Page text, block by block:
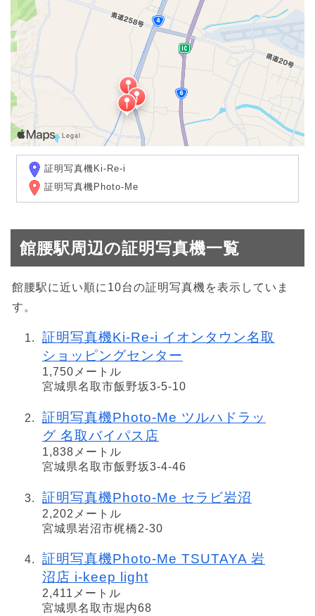
証明写真機Ki-Re-i
証明写真機Photo-Me
館腰駅周辺の証明写真機一覧
館腰駅に近い順に10台の証明写真機を表示していま
す。
証明写真機Ki-Re-i イオンタウン名取
ショッピングセンター
1,750メートル
宮城県名取市飯野坂3-5-10
証明写真機Photo-Me ツルハドラッ
グ 名取バイパス店
1,838メートル
宮城県名取市飯野坂3-4-46
証明写真機Photo-Me セラビ岩沼
2,202メートル
宮城県岩沼市梶橋2-30
証明写真機Photo-Me TSUTAYA 岩
沼店 i-keep light
2,411メートル
宮城県名取市堀内68